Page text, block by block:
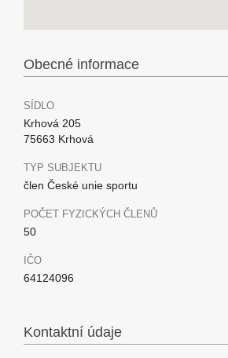
Obecné informace
SÍDLO
Krhová 205
75663 Krhová
TYP SUBJEKTU
člen České unie sportu
POČET FYZICKÝCH ČLENŮ
50
IČO
64124096
Kontaktní údaje